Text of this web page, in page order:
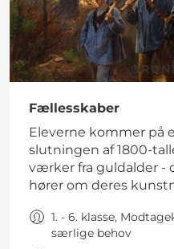
Fællesskaber
Eleverne kommer på
slutningen af 1800-
værker fra guldalder -
hører om deres
1. - 6. klasse,
særlige behov